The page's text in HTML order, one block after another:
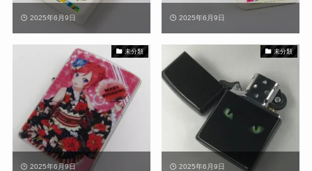
2025年6月9日 2025年6月9日
未分類
2025年6月9日
未分類
2025年6月9日